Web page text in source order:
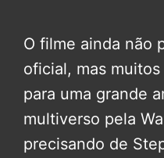
O filme ainda não
oficial, mas
para uma grande
multiverso pela
precisando de